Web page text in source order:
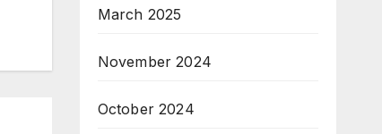
March 2025
November 2024
October 2024